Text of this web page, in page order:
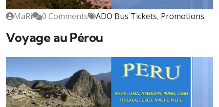
MaRi 0 Comments ADO Bus Tickets, Promotions
Voyage au Pérou